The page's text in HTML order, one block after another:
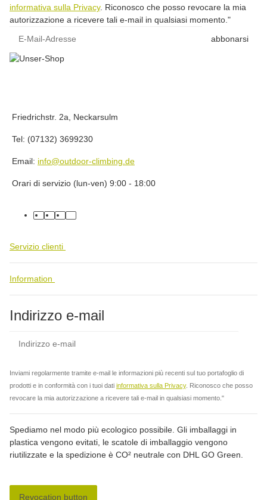
informativa sulla Privacy. Riconosco che posso revocare la mia
autorizzazione a ricevere tali e-mail in qualsiasi momento."
abbonarsi
Friedrichstr. 2a, Neckarsulm
Tel: (07132) 3699230
Email: info@outdoor-climbing.de
Orari di servizio (lun-ven) 9:00 - 18:00
facebook
youtube
instagram
tiktok
Servizio clienti
Information
Indirizzo e-mail
Inviami regolarmente tramite e-mail le informazioni più recenti sul tuo portafoglio di
prodotti e in conformità con i tuoi dati informativa sulla Privacy. Riconosco che posso
revocare la mia autorizzazione a ricevere tali e-mail in qualsiasi momento."
Spediamo nel modo più ecologico possibile. Gli imballaggi in
plastica vengono evitati, le scatole di imballaggio vengono
riutilizzate e la spedizione è CO² neutrale con DHL GO Green.
Revocation button